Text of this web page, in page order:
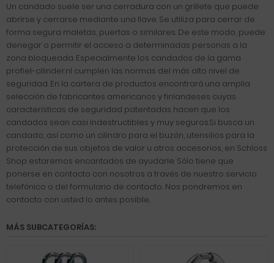
Un candado suele ser una cerradura con un grillete que puede
abrirse y cerrarse mediante una llave. Se utiliza para cerrar de
forma segura maletas, puertas o similares. De este modo, puede
denegar o permitir el acceso a determinadas personas a la
zona bloqueada. Especialmente los candados de la gama
profiel-cilinder.nl cumplen las normas del más alto nivel de
seguridad. En la cartera de productos encontrará una amplia
selección de fabricantes americanos y finlandeses cuyas
características de seguridad patentadas hacen que los
candados sean casi indestructibles y muy seguros.Si busca un
candado, así como un cilindro para el buzón, utensilios para la
protección de sus objetos de valor u otros accesorios, en Schloss
Shop estaremos encantados de ayudarle. Sólo tiene que
ponerse en contacto con nosotros a través de nuestro servicio
telefónico o del formulario de contacto.. Nos pondremos en
contacto con usted lo antes posible..
MÁS SUBCATEGORÍAS: